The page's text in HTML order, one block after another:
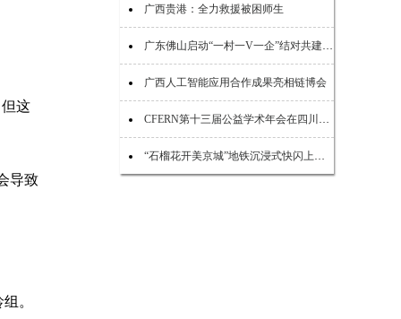
广西贵港：全力救援被困师生
广东佛山启动“一村一V一企”结对共建助力“百千万工程”活动
广西人工智能应用合作成果亮相链博会
CFERN第十三届公益学术年会在四川峨眉山启幕
“石榴花开美京城”地铁沉浸式快闪上演 点亮民族团结新风尚
这
导致
。